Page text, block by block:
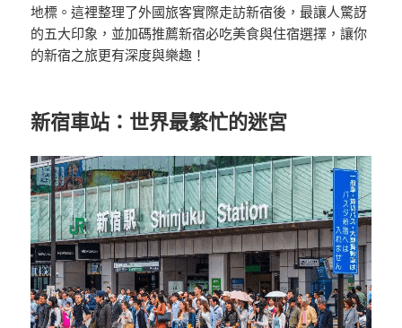
地標。這裡整理了外國旅客實際走訪新宿後，最讓人驚訝
的五大印象，並加碼推薦新宿必吃美食與住宿選擇，讓你
的新宿之旅更有深度與樂趣！
新宿車站：世界最繁忙的迷宮